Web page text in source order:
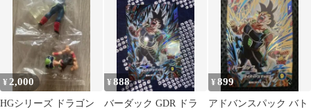
ック 未開封
¥ 2,000
HGシリーズ ドラゴン
¥888
バーダック GDR ドラ
¥899
アドバンスパック バト